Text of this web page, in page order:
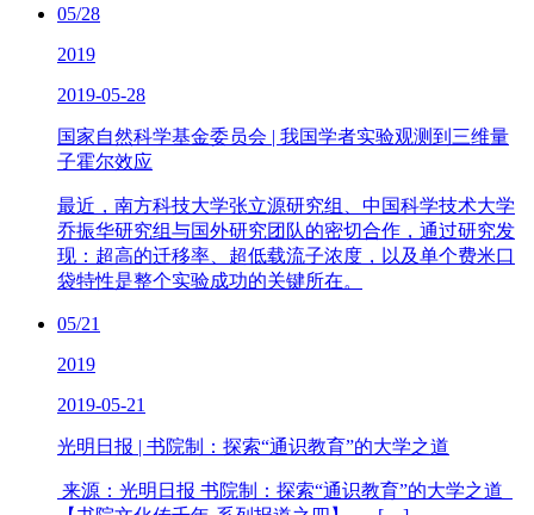
05/28
2019
2019-05-28
国家自然科学基金委员会 | 我国学者实验观测到三维量
子霍尔效应
最近，南方科技大学张立源研究组、中国科学技术大学
乔振华研究组与国外研究团队的密切合作，通过研究发
现：超高的迁移率、超低载流子浓度，以及单个费米口
袋特性是整个实验成功的关键所在。
05/21
2019
2019-05-21
光明日报 | 书院制：探索“通识教育”的大学之道
来源：光明日报 书院制：探索“通识教育”的大学之道